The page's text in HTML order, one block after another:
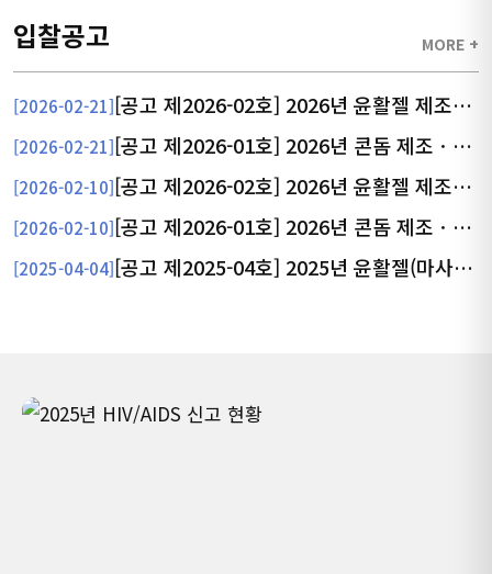
외국인과 국민의 건강 증진
인류의 존엄성에 기반한 헌신과 봉사를 바탕으로 에이즈 예방을 위한
입찰공고 MORE +
[2026-02-21] [공고 제2026-02호] 2026년 윤활젤 제조ㆍ구매 건 (전자_재공고)
[2026-02-21] [공고 제2026-01호] 2026년 콘돔 제조ㆍ구매 건 (전자_재공고)
[2026-02-10] [공고 제2026-02호] 2026년 윤활젤 제조ㆍ구매 건 (전자_원공고)
[2026-02-10] [공고 제2026-01호] 2026년 콘돔 제조ㆍ구매 건 (전자_원공고)
[2025-04-04] [공고 제2025-04호] 2025년 윤활젤(마사지젤) 제조ㆍ구매 건 (직찰-유찰로인한 재공고)